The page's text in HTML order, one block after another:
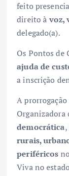
feito
direito àvoz,
delegado(a).
Os Pontos de
ajuda de
a inscrição
A
Organizadora
democrática
rurais,
periféricos
Viva no